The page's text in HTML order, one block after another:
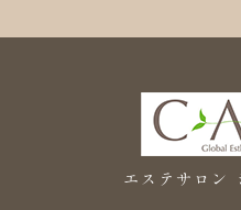
エステサロン